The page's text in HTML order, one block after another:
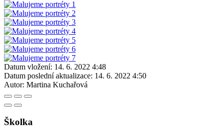
Datum vložení: 14. 6. 2022 4:48
Datum poslední aktualizace: 14. 6. 2022 4:50
Autor: Martina Kuchařová
Školka